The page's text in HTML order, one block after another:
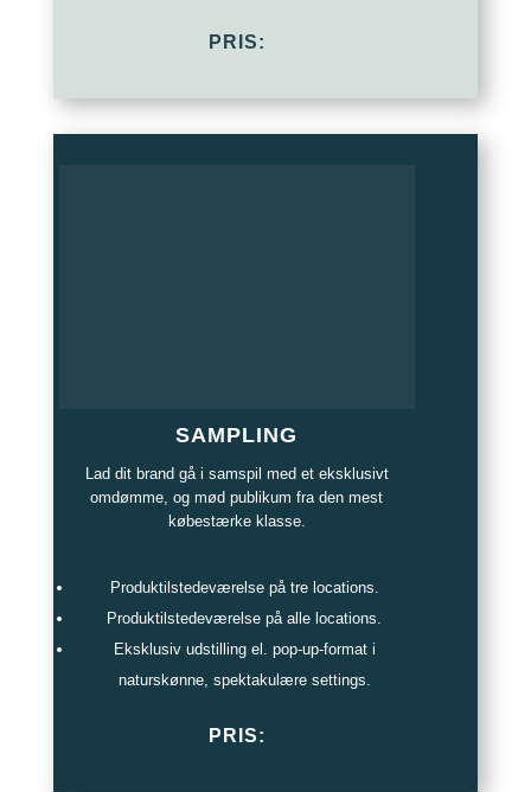
PRIS:
SAMPLING
Lad dit brand gå i samspil med et eksklusivt
omdømme, og mød publikum fra den mest
købestærke klasse.
Produktilstedeværelse på tre locations.
Produktilstedeværelse på alle locations.
Eksklusiv udstilling el. pop-up-format i
naturskønne, spektakulære settings.
PRIS: